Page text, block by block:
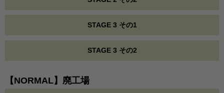
STAGE 3 その1
STAGE 3 その2
【NORMAL】廃工場